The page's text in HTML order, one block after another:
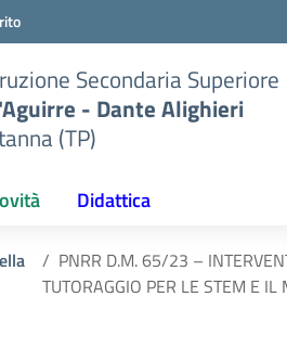
Secondaria Superiore
- Dante Alighieri
(TP)
Didattica
PNRR D.M. 65/23 –
TUTORAGGIO PER LE STEM E IL